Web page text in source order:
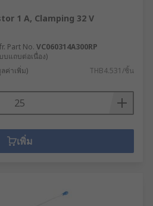
1 A, Clamping 32 V
Part No. VC060314A300RP
บแถบต่อเนื่อง)
ค่าเพิ่ม) THB4.531/ชิ้น
เพิ่ม